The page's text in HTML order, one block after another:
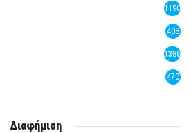
1190
408
1386
470
Διαφήμιση